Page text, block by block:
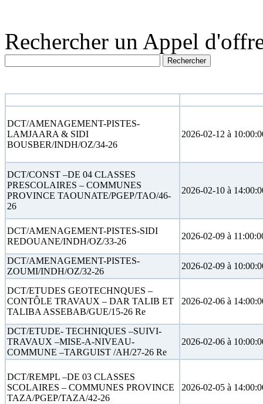
Rechercher un Appel
DCT/AMENAGEMENT-PISTES-
LAMJAARA & SIDI
BOUSBER/INDH/OZ/34-26
2026-02-12 à
DCT/CONST –DE 04 CLASSES
PRESCOLAIRES – COMMUNES
PROVINCE TAOUNATE/PGEP/TAO/46-
26
2026-02-10 à
DCT/AMENAGEMENT-PISTES-SIDI
REDOUANE/INDH/OZ/33-26
2026-02-09 à
DCT/AMENAGEMENT-PISTES-
ZOUMI/INDH/OZ/32-26
2026-02-09 à
DCT/ETUDES GEOTECHNQUES –
CONTÔLE TRAVAUX – DAR TALIB ET
TALIBA ASSEBAB/GUE/15-26 Re
2026-02-06 à
DCT/ETUDE- TECHNIQUES –SUIVI-
TRAVAUX –MISE-A-NIVEAU-
COMMUNE –TARGUIST /AH/27-26 Re
2026-02-06 à
DCT/REMPL –DE 03 CLASSES
SCOLAIRES – COMMUNES PROVINCE
TAZA/PGEP/TAZA/42-26
2026-02-05 à